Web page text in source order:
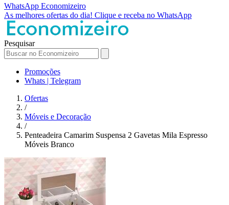
WhatsApp Economizeiro
As melhores ofertas do dia! Clique e receba no WhatsApp
Pesquisar
Promoções
Whats | Telegram
Ofertas
/
Móveis e Decoração
/
Penteadeira Camarim Suspensa 2 Gavetas Mila Espresso
Móveis Branco